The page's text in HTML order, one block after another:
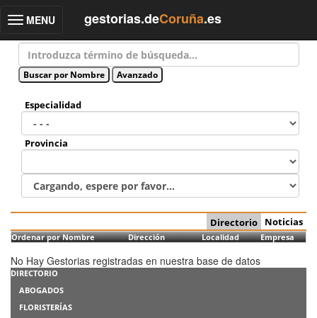
Toggle
MENU gestorias.deCoruña.es
Especialidad
Provincia
Directorio Noticias
Ordenar por Nombre Dirección Localidad Empresa
No Hay Gestorias registradas en nuestra base de datos
DIRECTORIO
ABOGADOS
FLORISTERÍAS